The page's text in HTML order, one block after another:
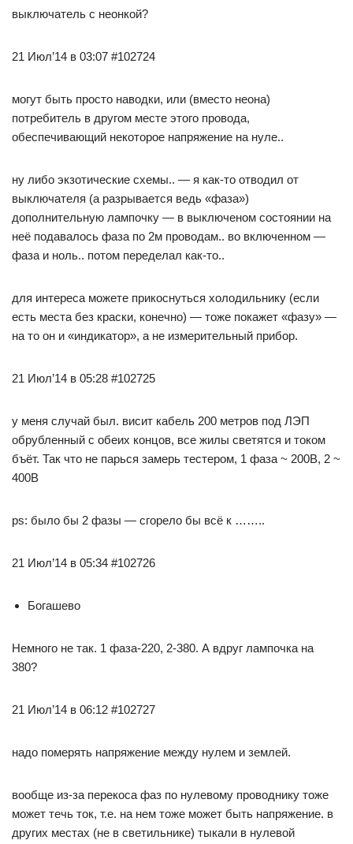
выключатель с неонкой?
21 Июл’14 в 03:07 #102724
могут быть просто наводки, или (вместо неона)
потребитель в другом месте этого провода,
обеспечивающий некоторое напряжение на нуле..
ну либо экзотические схемы.. — я как-то отводил от
выключателя (а разрывается ведь «фаза»)
дополнительную лампочку — в выключеном состоянии на
неё подавалось фаза по 2м проводам.. во включенном —
фаза и ноль.. потом переделал как-то..
для интереса можете прикоснуться холодильнику (если
есть места без краски, конечно) — тоже покажет «фазу» —
на то он и «индикатор», а не измерительный прибор.
21 Июл’14 в 05:28 #102725
у меня случай был. висит кабель 200 метров под ЛЭП
обрубленный с обеих концов, все жилы светятся и током
бъёт. Так что не парься замерь тестером, 1 фаза ~ 200В, 2 ~
400В
ps: было бы 2 фазы — сгорело бы всё к ……..
21 Июл’14 в 05:34 #102726
Богашево
Немного не так. 1 фаза-220, 2-380. А вдруг лампочка на
380?
21 Июл’14 в 06:12 #102727
надо померять напряжение между нулем и землей.
вообще из-за перекоса фаз по нулевому проводнику тоже
может течь ток, т.е. на нем тоже может быть напряжение. в
других местах (не в светильнике) тыкали в нулевой